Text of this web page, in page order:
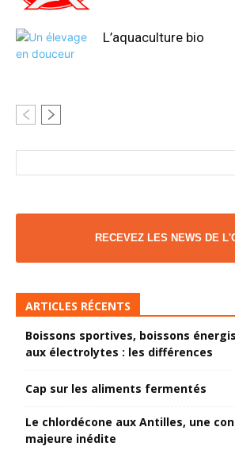
L’aquaculture bio
RECEVEZ LES NEWS DE
ARTICLES RÉCENTS
Boissons sportives, boissons
aux électrolytes : les différences
Cap sur les aliments fermentés
Le chlordécone aux Antilles, une
majeure inédite